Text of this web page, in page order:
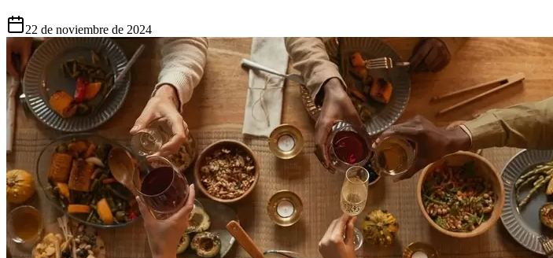
22 de noviembre de 2024